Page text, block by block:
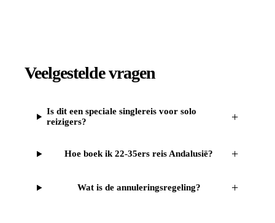
Veelgestelde vragen
Is dit een speciale singlereis voor solo
reizigers?
+
Hoe boek ik 22-35ers reis Andalusië? +
Wat is de annuleringsregeling? +